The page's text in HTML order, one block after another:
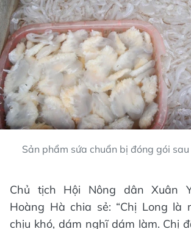
Sản phẩm sứa chuẩn bị đóng gói
Chủ tịch Hội Nông dân Xuân
Hoàng Hà chia sẻ: “Chị Long là
chịu khó, dám nghĩ dám làm. Chị